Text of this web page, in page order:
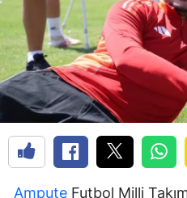
Ampute Futbol Milli